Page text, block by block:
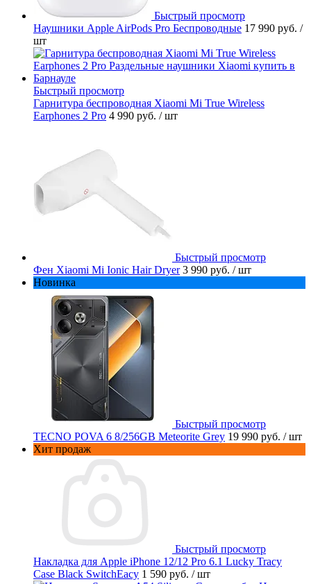
Быстрый просмотр
Наушники Apple AirPods Pro Беспроводные 17 990 руб. /
шт
Быстрый просмотр
Гарнитура беспроводная Xiaomi Mi True Wireless
Earphones 2 Pro 4 990 руб. / шт
Быстрый просмотр
Фен Xiaomi Mi Ionic Hair Dryer 3 990 руб. / шт
Новинка
Быстрый просмотр
TECNO POVA 6 8/256GB Meteorite Grey 19 990 руб. / шт
Хит продаж
Быстрый просмотр
Накладка для Apple iPhone 12/12 Pro 6.1 Lucky Tracy
Case Black SwitchEacy 1 590 руб. / шт